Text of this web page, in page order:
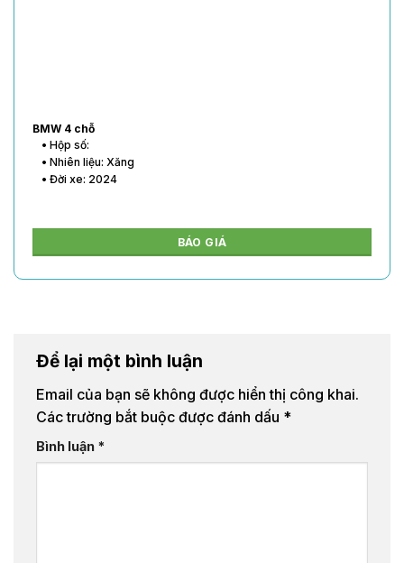
BMW 4 chỗ
• Hộp số:
• Nhiên liệu: Xăng
• Đời xe: 2024
BÁO GIÁ
Để lại một bình luận
Email của bạn sẽ không được hiển thị công khai.
Các trường bắt buộc được đánh dấu *
Bình luận *